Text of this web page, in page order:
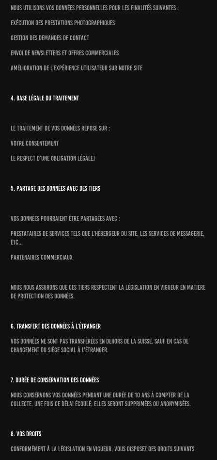
Nous utilisons vos données personnelles pour les finalités suivantes :
Exécution des prestations photographiques
Gestion des demandes de contact
Envoi de newsletters et offres commerciales
Amélioration de l’expérience utilisateur sur notre site
4. Base légale du traitement
Le traitement de vos données repose sur :
Votre consentement
Le respect d’une obligation légale]
5. Partage des données avec des tiers
Vos données pourraient être partagées avec :
Prestataires de services tels que l’hébergeur du site, les services de messagerie,
etc...
Partenaires commerciaux
Nous nous assurons que ces tiers respectent la législation en vigueur en matière
de protection des données.
6. Transfert des données à l’étranger
vos données ne sont pas transférées en dehors de la Suisse. Sauf en cas de
changement du siège social à l'étranger.
7. Durée de conservation des données
Nous conservons vos données pendant une durée de 10 ans à compter de la
collecte. Une fois ce délai écoulé, elles seront supprimées ou anonymisées.
8. Vos droits
Conformément à la législation en vigueur, vous disposez des droits suivants